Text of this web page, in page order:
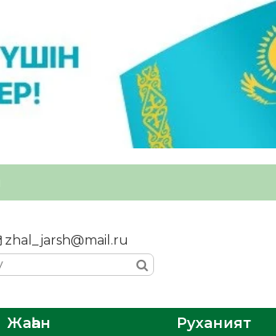
zhal_jarsh@mail.ru
Жаһан Руханият